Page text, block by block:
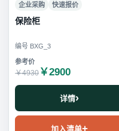
企业采购 快速报价
保险柜
编号 BXG_3
￥4930 ￥2900
详情
加入清单